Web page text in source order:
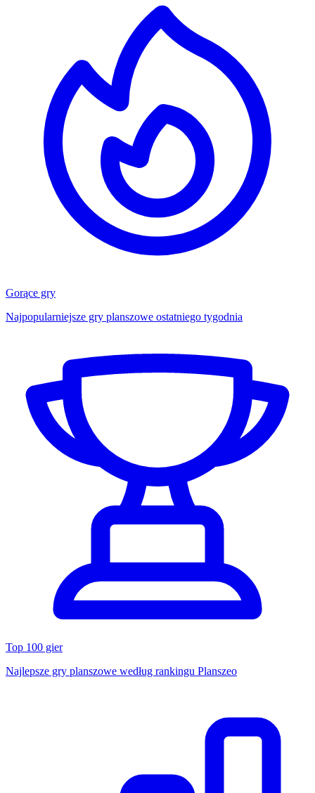
Gorące gry
Najpopularniejsze gry planszowe ostatniego tygodnia
Top 100 gier
Najlepsze gry planszowe według rankingu Planszeo